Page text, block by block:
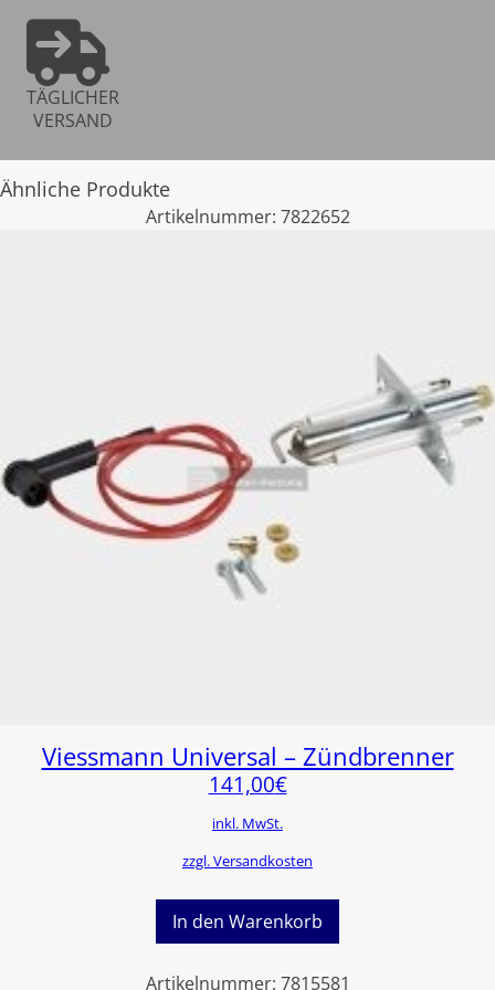
TÄGLICHER
VERSAND
Ähnliche Produkte
Artikelnummer: 7822652
Viessmann Universal – Zündbrenner
141,00€
inkl. MwSt.
zzgl. Versandkosten
In den Warenkorb
Artikelnummer: 7815581